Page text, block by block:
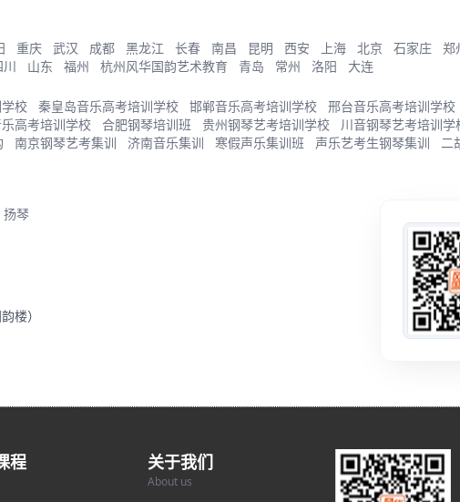
重庆 武汉 成都 黑龙江 长春 南昌 昆明 西安 上海 北京 石家庄 郑
川 山东 福州 杭州风华国韵艺术教育 青岛 常州 洛阳 大连
校 秦皇岛音乐高考培训学校 邯郸音乐高考培训学校 邢台音乐高考培训学校
高考培训学校 合肥钢琴培训班 贵州钢琴艺考培训学校 川音钢琴艺考培训学
南京钢琴艺考集训 济南音乐集训 寒假声乐集训班 声乐艺考生钢琴集训 二
扬琴
楼）
程 关于我们
About us